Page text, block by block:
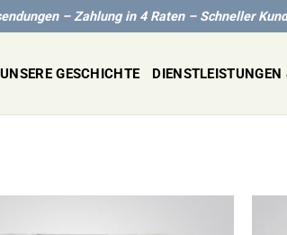
– Zahlung in 4 Raten – Schneller
UNSERE GESCHICHTE